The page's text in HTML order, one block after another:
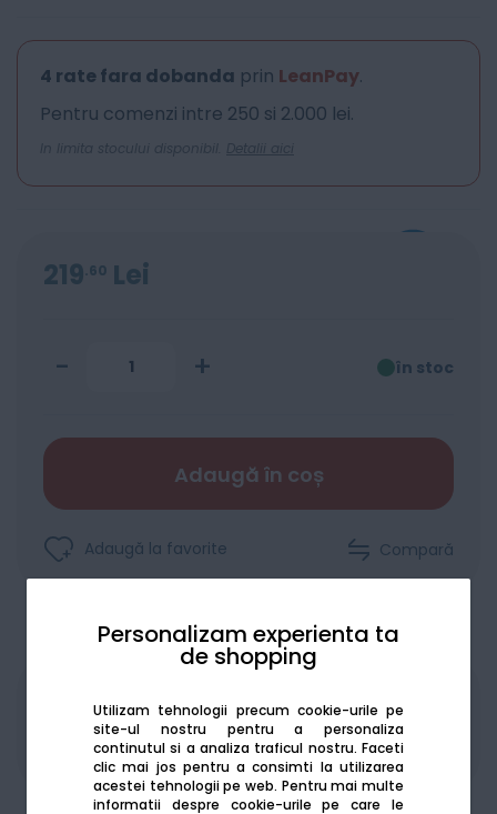
Personalizam experienta ta
de shopping
Utilizam tehnologii precum cookie-urile pe
site-ul nostru pentru a personaliza
continutul si a analiza traficul nostru. Faceti
clic mai jos pentru a consimti la utilizarea
acestei tehnologii pe web. Pentru mai multe
informatii despre cookie-urile pe care le
4 rate fara dobanda prin LeanPay.
Pentru comenzi intre 250 si 2.000 lei.
In limita stocului disponibil. Detalii aici
219 60 Lei
- + în stoc
Adaugă în coș
Adaugă la favorite Compară
Produsele sunt disponibile pe platforma de
achizitii publiceSEAP/SICAP